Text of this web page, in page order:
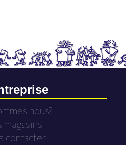
nous?
magasins
contacter